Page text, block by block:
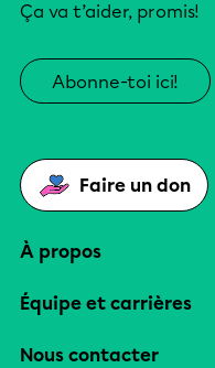
Ça va t’aider, promis!
Abonne-toi ici!
Faire un don
À propos
Équipe et carrières
Nous contacter